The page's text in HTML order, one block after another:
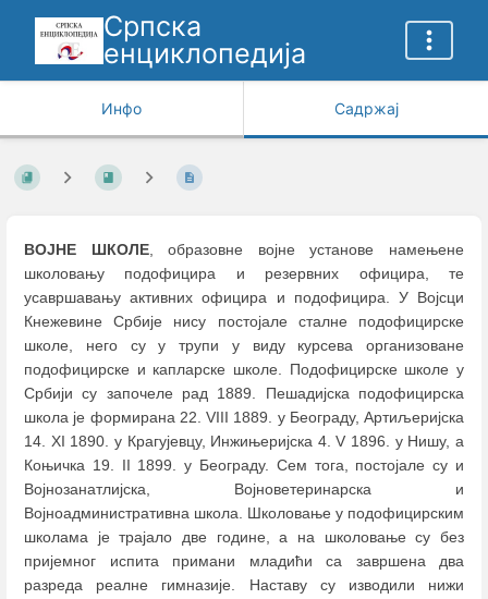
Српска
енциклопедија
Инфо Садржај
ВОЈНЕ ШКОЛЕ, образовне војне установе намењене
школовању подофицира и резервних официра, те
усавршавању активних официра и подофицира. У Војсци
Кнежевине Србије нису постојале сталне подофицирске
школе, него су у трупи у виду курсева организоване
подофицирске и капларске школе. Подофицирске школе у
Србији су започеле рад 1889. Пешадијска подофицирска
школа је формирана 22. VIII 1889. у Београду, Артиљеријска
14. XI 1890. у Крагујевцу, Инжињеријска 4. V 1896. у Нишу, а
Коњичка 19. II 1899. у Београду. Сем тога, постојале су и
Војнозанатлијска, Војноветеринарска и
Војноадминистративна школа. Школовање у подофицирским
школама је трајало две године, а на школовање су без
пријемног испита примани младићи са завршена два
разреда реалне гимназије. Наставу су изводили нижи